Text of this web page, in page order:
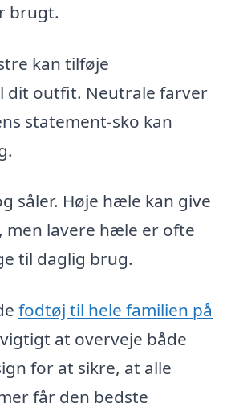
brugt.
kan tilføje
dit outfit. Neutrale farver
statement-sko kan
såler. Høje hæle kan give
men lavere hæle er ofte
til daglig brug.
fodtøj til hele familien på
at overveje både
for at sikre, at alle
får den bedste